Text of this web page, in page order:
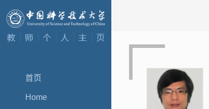
首页
Home